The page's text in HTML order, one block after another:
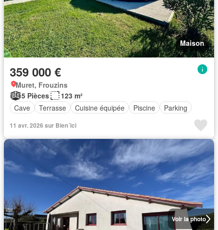
Maison
359 000 €
Muret, Frouzins
5 Pièces
123 m²
Cave
Terrasse Cuisine équipée Piscine Parking
11 avr. 2026 sur Bien´ici
Voir la photo